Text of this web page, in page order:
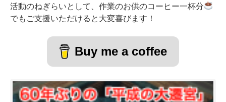
活動のねぎらいとして、作業のお供のコーヒー一杯分
でもご支援いただけると大変喜びます！
Buy me a coffee